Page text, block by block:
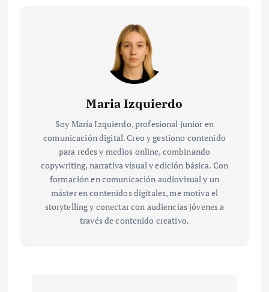
Maria Izquierdo
Soy María Izquierdo, profesional junior en
comunicación digital. Creo y gestiono contenido
para redes y medios online, combinando
copywriting, narrativa visual y edición básica. Con
formación en comunicación audiovisual y un
máster en contenidos digitales, me motiva el
storytelling y conectar con audiencias jóvenes a
través de contenido creativo.